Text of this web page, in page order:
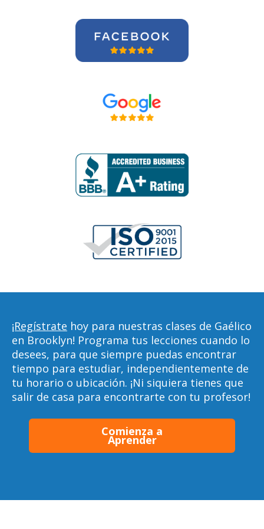
¡Regístrate hoy para nuestras clases de Gaélico
en Brooklyn! Programa tus lecciones cuando lo
desees, para que siempre puedas encontrar
tiempo para estudiar, independientemente de
tu horario o ubicación. ¡Ni siquiera tienes que
salir de casa para encontrarte con tu profesor!
Comienza a
Aprender